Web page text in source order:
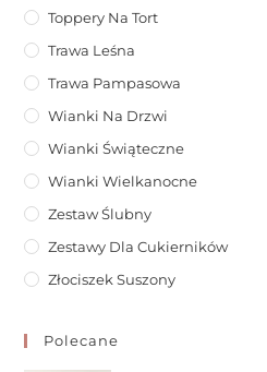
Toppery Na Tort
Trawa Leśna
Trawa Pampasowa
Wianki Na Drzwi
Wianki Świąteczne
Wianki Wielkanocne
Zestaw Ślubny
Zestawy Dla Cukierników
Złociszek Suszony
Polecane